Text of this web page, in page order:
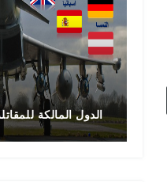
تاريخ المقاتلة F-16 في الشرق الأوسط